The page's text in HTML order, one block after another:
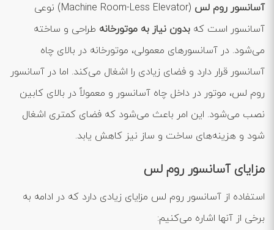
آسانسور روم لس
(Machine Room-Less Elevator) نوعی
آسانسور است که بدون نیاز به موتورخانه طراحی و ساخته
می‌شود. در آسانسورهای معمولی، موتورخانه در بالای چاه
آسانسور قرار دارد و فضای زیادی را اشغال می‌کند. اما در آسانسور
روم لس، موتور در داخل چاه آسانسور و معمولاً در بالای کابین
نصب می‌شود. این امر باعث می‌شود که فضای کمتری اشغال
شود و هزینه‌های ساخت و ساز نیز کاهش یابد.
مزایای آسانسور روم لس
استفاده از آسانسور روم لس مزایای زیادی دارد که در ادامه به
برخی از آنها اشاره می‌کنیم: